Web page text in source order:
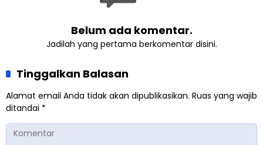
Belum ada komentar.
Jadilah yang pertama berkomentar disini.
Tinggalkan Balasan
Alamat email Anda tidak akan dipublikasikan. Ruas yang wajib
ditandai *